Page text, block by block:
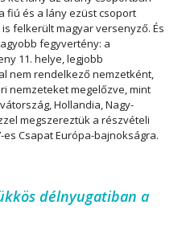
fiú és a lány ezüst csoport
felkerült magyar versenyző. És
fegyvertény: a
11. helye, legjobb
nem rendelkező nemzetként,
nemzeteket megelőzve, mint
Hollandia, Nagy-
megszereztük a részvételi
es Csapat Európa-bajnokságra.
délnyugatiban a